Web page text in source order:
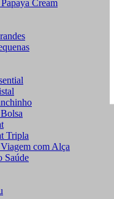
Cream
Tripla
com Alça
Saúde